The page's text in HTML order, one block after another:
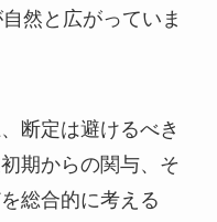
然と広がっていま
断定は避けるべき
期からの関与、そ
総合的に考える